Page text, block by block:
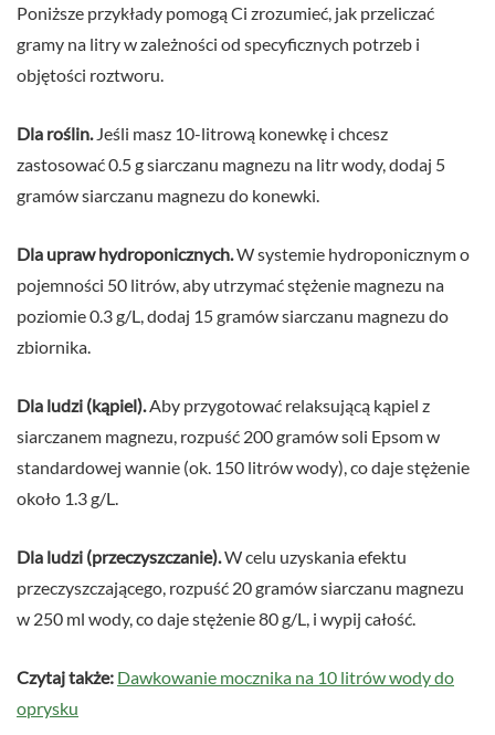
Poniższe przykłady pomogą Ci zrozumieć, jak przeliczać
gramy na litry w zależności od specyficznych potrzeb i
objętości roztworu.
Dla roślin. Jeśli masz 10-litrową konewkę i chcesz
zastosować 0.5 g siarczanu magnezu na litr wody, dodaj 5
gramów siarczanu magnezu do konewki.
Dla upraw hydroponicznych.W systemie hydroponicznym o
pojemności 50 litrów, aby utrzymać stężenie magnezu na
poziomie 0.3 g/L, dodaj 15 gramów siarczanu magnezu do
zbiornika.
Dla ludzi (kąpiel). Aby przygotować relaksującą kąpiel z
siarczanem magnezu, rozpuść 200 gramów soli Epsom w
standardowej wannie (ok. 150 litrów wody), co daje stężenie
około 1.3 g/L.
Dla ludzi (przeczyszczanie).W celu uzyskania efektu
przeczyszczającego, rozpuść 20 gramów siarczanu magnezu
w 250 ml wody, co daje stężenie 80 g/L, i wypij całość.
Czytaj także: Dawkowanie mocznika na 10 litrów wody do
oprysku